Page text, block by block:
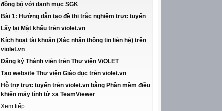
đồng bộ với danh mục SGK
Bài 1: Hướng dẫn tạo đề thi trắc nghiệm trực tuyến
Lấy lại Mật khẩu trên violet.vn
Kích hoạt tài khoản (Xác nhận thông tin liên hệ) trên
violet.vn
Đăng ký Thành viên trên Thư viện ViOLET
Tạo website Thư viện Giáo dục trên violet.vn
Hỗ trợ trực tuyến trên violet.vn bằng Phần mềm điều
khiển máy tính từ xa TeamViewer
Xem tiếp